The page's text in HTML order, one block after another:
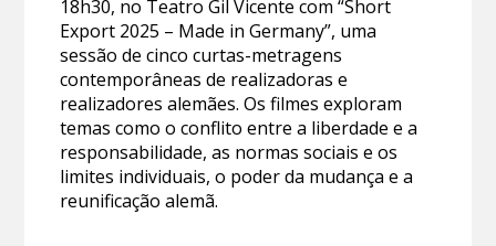
18h30, no Teatro Gil Vicente com “Short
Export 2025 – Made in Germany”, uma
sessão de cinco curtas-metragens
contemporâneas de realizadoras e
realizadores alemães. Os filmes exploram
temas como o conflito entre a liberdade e a
responsabilidade, as normas sociais e os
limites individuais, o poder da mudança e a
reunificação alemã.